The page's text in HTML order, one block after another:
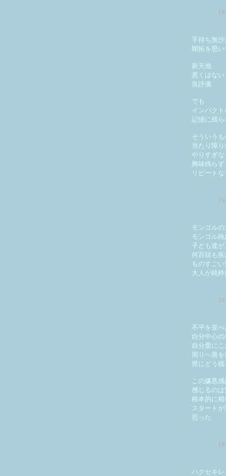
手持ち無沙
開拓を思い
新天地
悪くはない
良評価
でも
インパクト
記憶に残ら
そういう
当たり障り
やりすぎな
興味残らず
リピートな
モンゴル
モンゴル
子ども達
何百頭も疾
ものすご
大人が純
不平を並べ
自分中心
自分愛に
周りへ善
世にどう
この嫌悪
感じるの
根本的に
スタート
思った
ハクセキ